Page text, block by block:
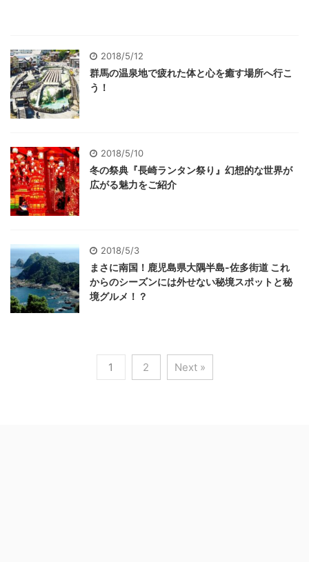
2018/5/12
群馬の温泉地で疲れた体と心を癒す場所へ行こ
う！
2018/5/10
冬の祭典『長崎ランタン祭り』幻想的な世界が
広がる魅力をご紹介
2018/5/3
まさに南国！鹿児島県大隅半島-佐多街道 これ
からのシーズンには外せない秘境スポットと秘
境グルメ！？
1 2 Next »